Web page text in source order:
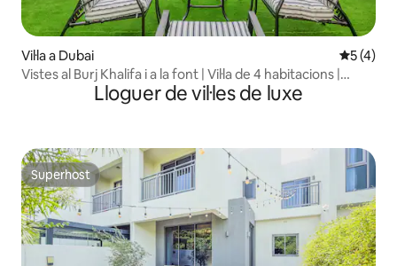
Vil·la a Dubai 5 de
5 (4)
Vistes al Burj Khalifa i a la font | Vil·la de 4 habitacions |
Lloguer de vil·les de luxe
Superhost
Superhost